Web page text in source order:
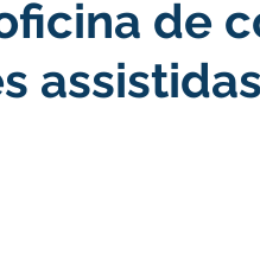
Públicas Nota de Pesar
de